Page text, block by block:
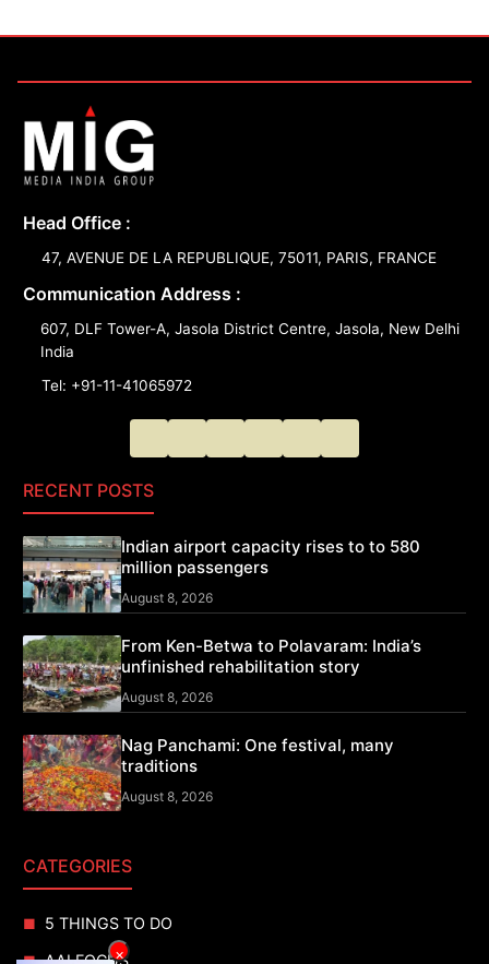
Head Office :
47, AVENUE DE LA REPUBLIQUE, 75011, PARIS, FRANCE
Communication Address :
607, DLF Tower-A, Jasola District Centre, Jasola, New Delhi
India
Tel: +91-11-41065972
RECENT POSTS
Indian airport capacity rises to to 580
million passengers
August 8, 2026
From Ken-Betwa to Polavaram: India’s
unfinished rehabilitation story
August 8, 2026
Nag Panchami: One festival, many
traditions
August 8, 2026
CATEGORIES
5 THINGS TO DO
×